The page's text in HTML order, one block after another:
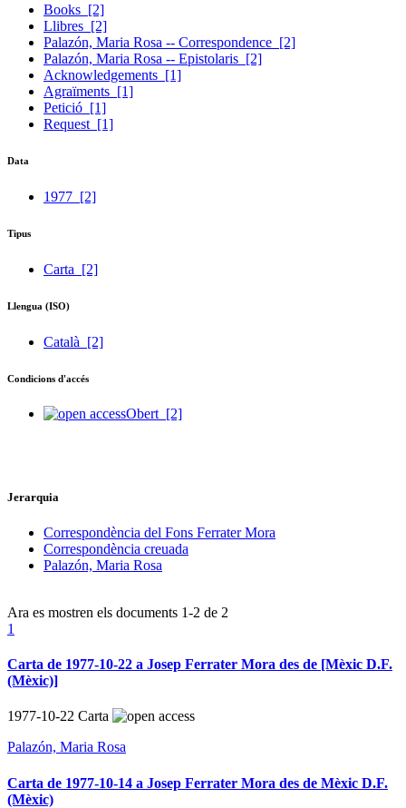
Books [2]
Llibres [2]
Palazón, Maria Rosa -- Correspondence [2]
Palazón, Maria Rosa -- Epistolaris [2]
Acknowledgements [1]
Agraïments [1]
Petició [1]
Request [1]
Data
1977 [2]
Tipus
Carta [2]
Llengua (ISO)
Català [2]
Condicions d'accés
Obert [2]
Jerarquia
Correspondència del Fons Ferrater Mora
Correspondència creuada
Palazón, Maria Rosa
Ara es mostren els documents 1-2 de 2
1
Carta de 1977-10-22 a Josep Ferrater Mora des de [Mèxic D.F.
(Mèxic)]
1977-10-22 Carta
Palazón, Maria Rosa
Carta de 1977-10-14 a Josep Ferrater Mora des de Mèxic D.F.
(Mèxic)